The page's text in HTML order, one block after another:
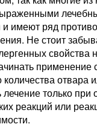
имеют ряд
Не стоит
свойства
применение
отвара
только при
реакций или